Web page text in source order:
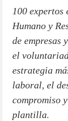
100 expertos
Humano y
de empresas
el
estrategia
laboral, el
compromiso
plantilla.